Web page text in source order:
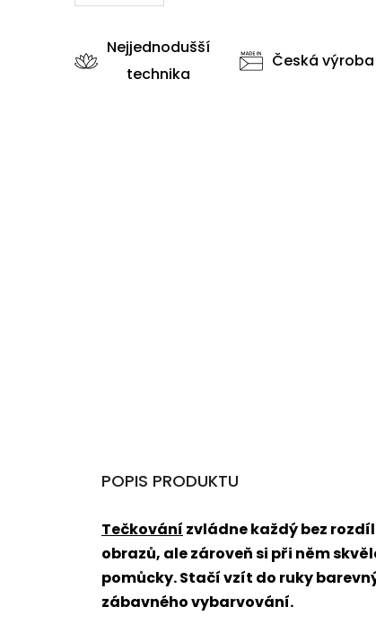
Nejjednodušší
technika
Česká výroba
POPIS PRODUKTU
Tečkování zvládne každý bez
obrazů, ale zároveň si při něm
pomůcky. Stačí vzít do ruky
zábavného vybarvování.